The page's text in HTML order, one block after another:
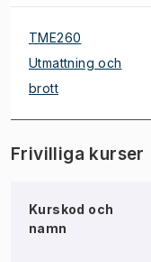
TME260
Utmattning och
brott
Frivilliga kurser
Kurskod och
namn